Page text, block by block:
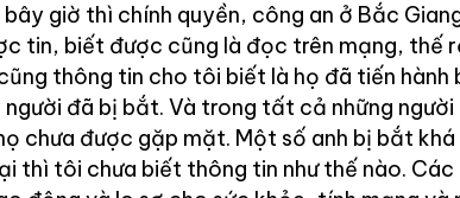
bây giờ thì chính quyền, công an ở Bắc
tin, biết được cũng là đọc trên mạng, thế
thông tin cho tôi biết là họ đã tiến
người đã bị bắt. Và trong tất cả những
chưa được gặp mặt. Một số anh bị bắt
thì tôi chưa biết thông tin như thế nào.